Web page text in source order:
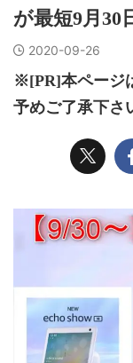
が最短9月30
2020-09-26
※[PR]本ページ
予めご了承下さ